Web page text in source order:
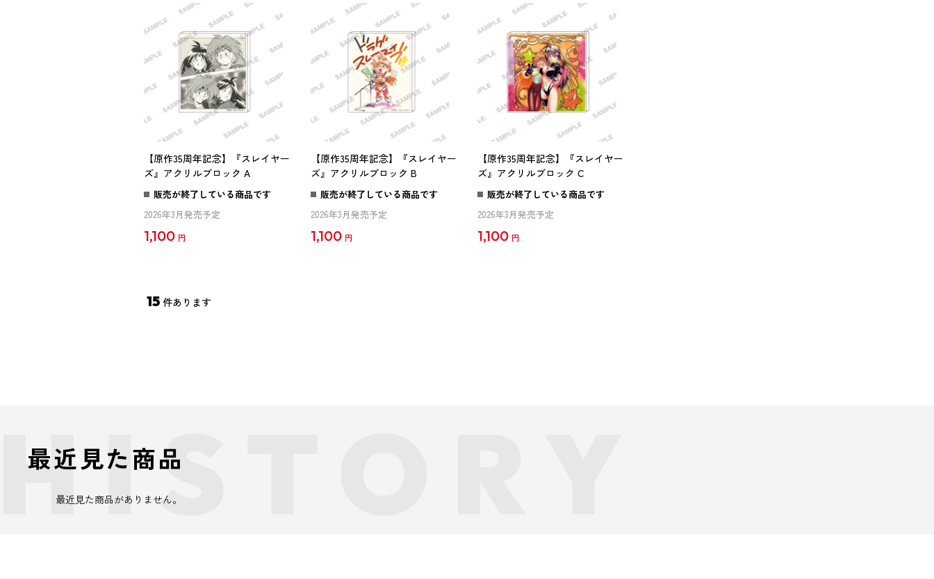
【原作35周年記念】『スレイヤー
ズ』アクリルブロック A
販売が終了している商品です
2026年3月発売予定
1,100 円
【原作35周年記念】『スレイヤー
ズ』アクリルブロック B
販売が終了している商品です
2026年3月発売予定
1,100 円
【原作35周年記念】『スレイヤー
ズ』アクリルブロック C
販売が終了している商品です
2026年3月発売予定
1,100 円
15 件あります
最近見た商品
最近見た商品がありません。